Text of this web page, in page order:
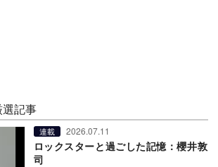
選記事
連載 2026.07.11
ロックスターと過ごした記憶：櫻井敦
司